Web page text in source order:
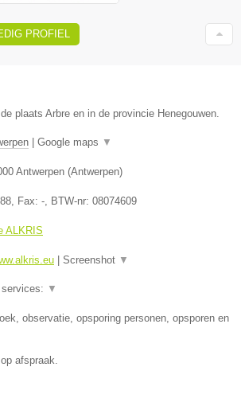
PROFIEL
plaats Arbre en in de provincie Henegouwen.
Google maps ▼
Antwerpen (Antwerpen)
, Fax: - , BTW-nr: 08074609
ALKRIS
Screenshot ▼
▼
observatie, opsporing personen, opsporen en
afspraak.